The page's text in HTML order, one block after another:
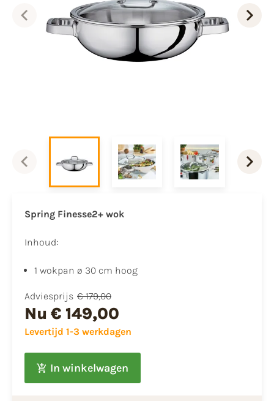
Spring Finesse2+ wok
Inhoud:
1 wokpan ø 30 cm hoog
Adviesprijs € 179,00
Nu € 149,00
Levertijd 1-3 werkdagen
In winkelwagen